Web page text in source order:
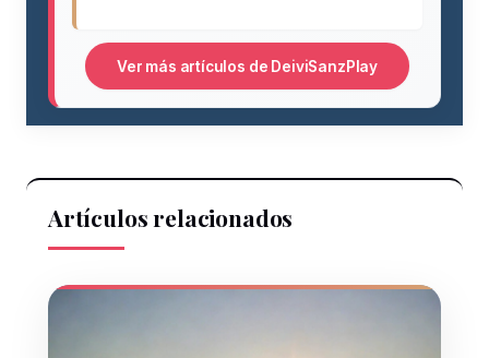
Ver más artículos de DeiviSanzPlay
Artículos relacionados